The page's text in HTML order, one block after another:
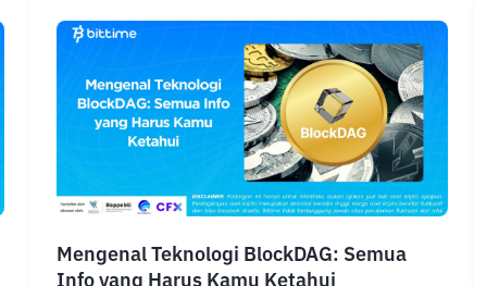
Mengenal Teknologi BlockDAG: Semua
Info yang Harus Kamu Ketahui